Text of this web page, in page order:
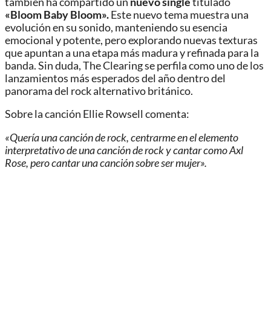
«Bloom Baby Bloom».Este nuevo tema muestra una
evolución en su sonido, manteniendo su esencia
emocional y potente, pero explorando nuevas texturas
que apuntan a una etapa más madura y refinada para la
banda. Sin duda, The Clearing se perfila como uno de los
lanzamientos más esperados del año dentro del
panorama del rock alternativo británico.
Sobre la canción Ellie Rowsell comenta:
«Quería una canción de rock, centrarme en el elemento
interpretativo de una canción de rock y cantar como Axl
Rose, pero cantar una canción sobre ser mujer».